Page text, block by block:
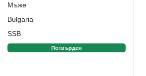
Мъже
Bulgaria
SSB
Потвърден